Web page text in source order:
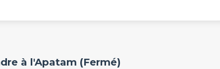
les saisons, les arrivées du marché, saura vous satisfaire
à l'Apatam (Fermé)